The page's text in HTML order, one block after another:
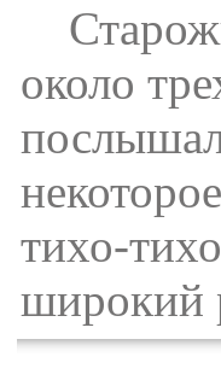
около
тихо-
широкий